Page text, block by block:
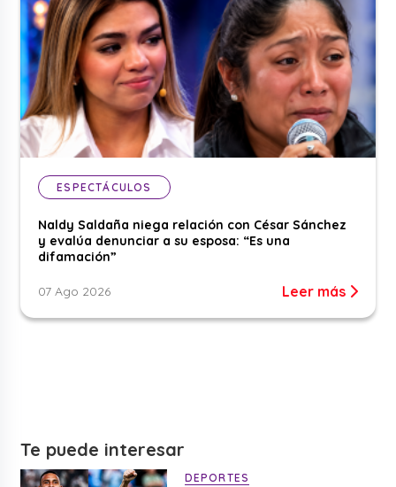
ESPECTÁCULOS
Naldy Saldaña niega relación con César Sánchez
y evalúa denunciar a su esposa: “Es una
difamación”
07 Ago 2026 Leer más
Te puede interesar
DEPORTES